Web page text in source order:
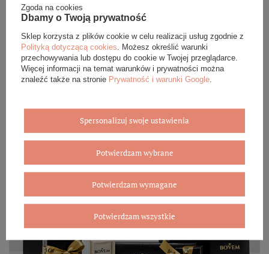
ekologicznej oraz elegancką torebkę. Rozmiary i wzory
mogą się różnić ze względu na wybrany asortyment.
WYBIERZ PREZENT
Zgoda na cookies
Dbamy o Twoją prywatność
Sklep korzysta z plików cookie w celu realizacji usług zgodnie z
Polityką dotyczącą cookies . Możesz określić warunki
przechowywania lub dostępu do cookie w Twojej przeglądarce.
Więcej informacji na temat warunków i prywatności można
znaleźć także na stronie Prywatność i warunki Google
Spersonalizuj swoje ustawienia
Potwierdzam wybrane
Potwierdzam wymagane
Potwierdzam wszystkie